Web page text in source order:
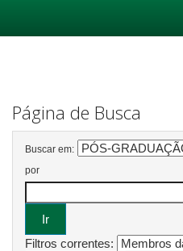
Página de Busca
Buscar em:
por
Filtros correntes: